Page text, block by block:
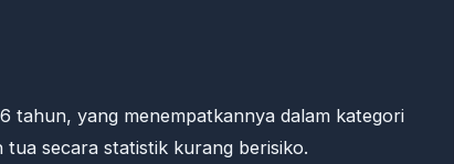
tahun, yang menempatkannya dalam kategori
secara statistik kurang berisiko.